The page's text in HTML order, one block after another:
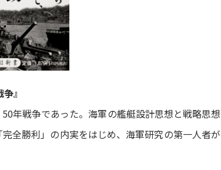
』
年戦争であった。海軍の艦艇設計思想と戦略思想
全勝利」の内実をはじめ、海軍研究の第一人者が